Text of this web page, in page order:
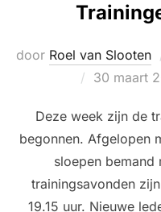
door Roel van Slooten
Geplaatst
30 maart
Deze week zijn de
begonnen. Afgelopen
sloepen bemand
trainingsavonden
19.15 uur. Nieuwe